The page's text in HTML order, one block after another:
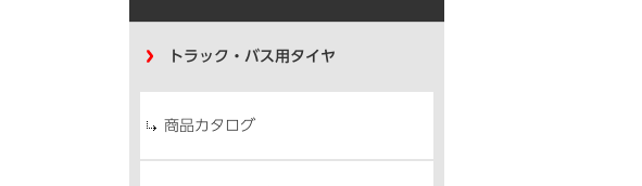
トラック・バス用タイヤ
商品カタログ